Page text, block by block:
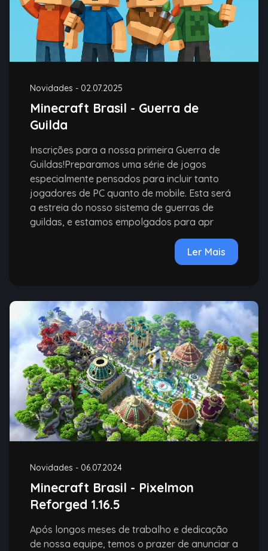
Novidades - 02.07.2025
Minecraft Brasil - Guerra de
Guilda
Inscrições para a nossa primeira Guerra de
Guildas!Preparamos uma série de jogos
especialmente pensados para incluir tanto
jogadores de PC quanto de mobile. Esta será
a estreia do nosso sistema de guerras de
guildas, e estamos empolgados para apr
Ler Mais
Novidades - 06.07.2024
Minecraft Brasil - Pixelmon
Reforged 1.16.5
Após longos meses de trabalho e dedicação
de nossa equipe, temos o prazer de anunciar a